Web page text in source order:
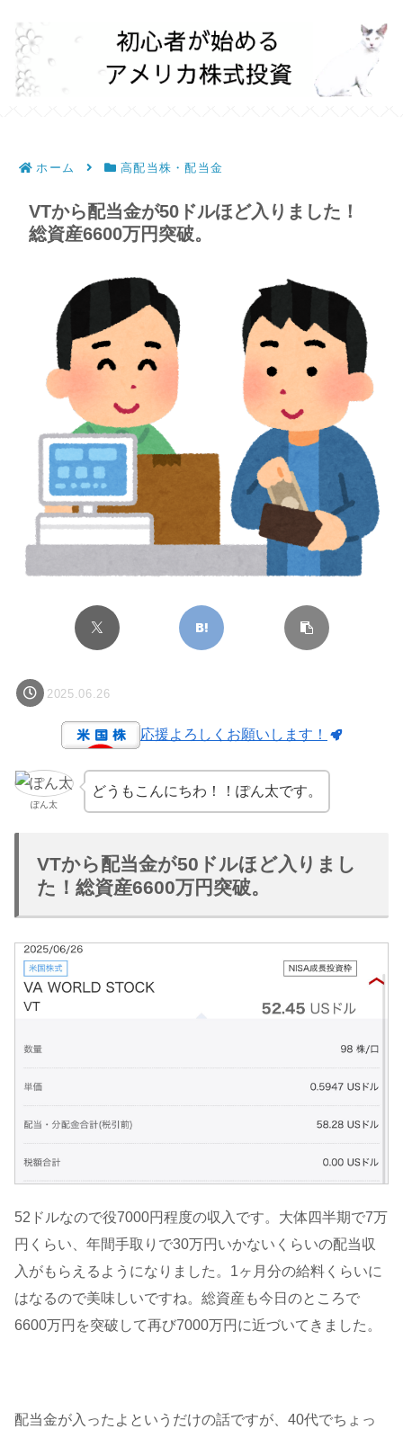
ホーム 高配当株・配当金
VTから配当金が50ドルほど入りました！
総資産6600万円突破。
2025.06.26
応援よろしくお願いします！
ぽん太
どうもこんにちわ！！ぽん太です。
VTから配当金が50ドルほど入りまし
た！総資産6600万円突破。
52ドルなので役7000円程度の収入です。大体四半期で7万
円くらい、年間手取りで30万円いかないくらいの配当収
入がもらえるようになりました。1ヶ月分の給料くらいに
はなるので美味しいですね。総資産も今日のところで
6600万円を突破して再び7000万円に近づいてきました。
配当金が入ったよというだけの話ですが、40代でちょっ